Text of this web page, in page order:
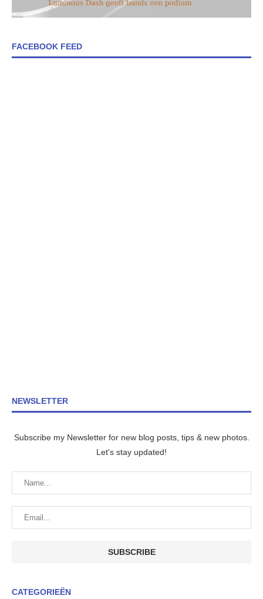
FACEBOOK FEED
NEWSLETTER
Subscribe my Newsletter for new blog posts, tips & new photos.
Let's stay updated!
CATEGORIEËN